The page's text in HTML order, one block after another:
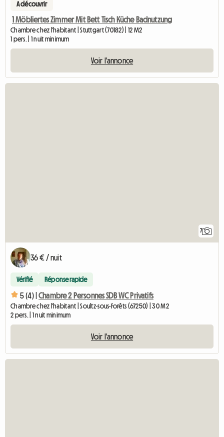
A découvrir
1 Möbliertes Zimmer Mit Bett Tisch Küche Badnutzung
Chambre chez l'habitant | Stuttgart (70182) | 12 M2
1 pers. | 1 nuit minimum
Voir l'annonce
7
36 € / nuit
Vérifié Réponse rapide
5 (4) | Chambre 2 Personnes SDB WC Privatifs
Chambre chez l'habitant | Soultz-sous-Forêts (67250) | 30 M2
2 pers. | 1 nuit minimum
Voir l'annonce